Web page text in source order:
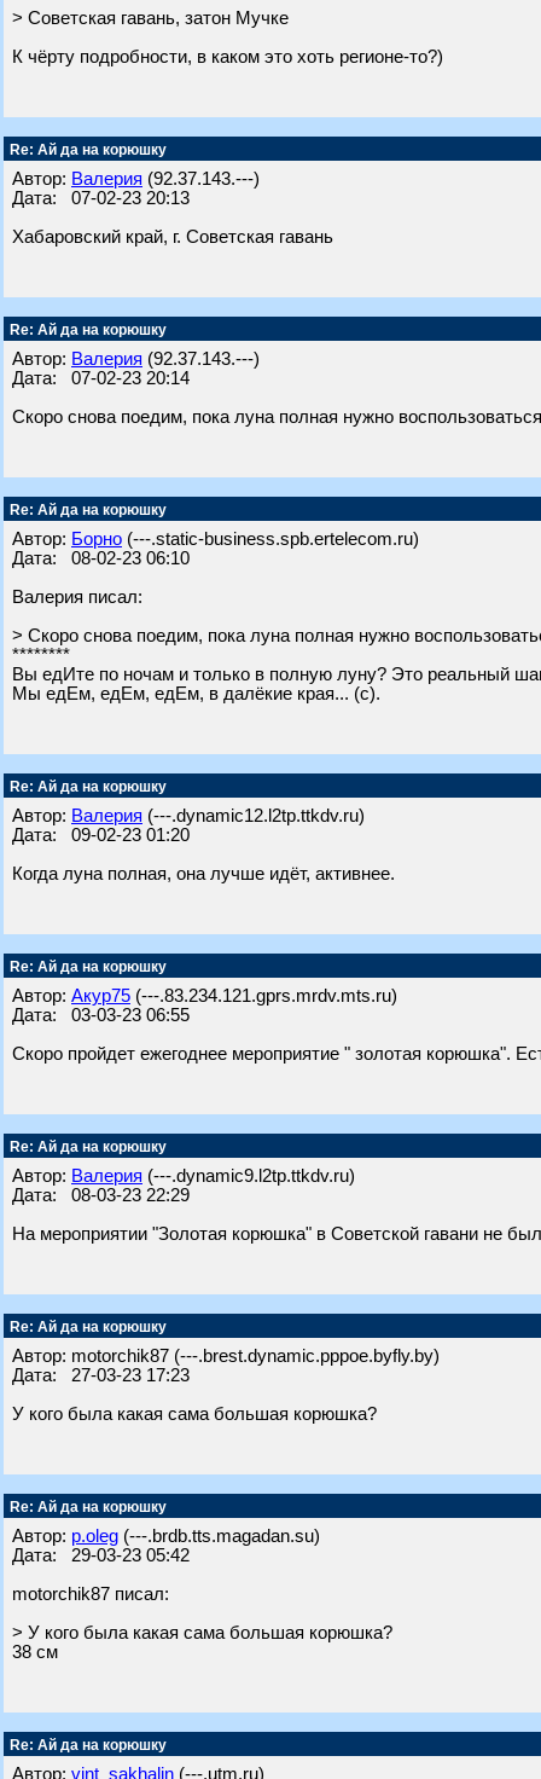
> Советская гавань, затон Мучке
К чёрту подробности, в каком это хоть регионе-то?)
Re: Ай да на корюшку
Автор: Валерия (92.37.143.---)
Дата: 07-02-23 20:13
Хабаровский край, г. Советская гавань
Re: Ай да на корюшку
Автор: Валерия (92.37.143.---)
Дата: 07-02-23 20:14
Скоро снова поедим, пока луна полная нужно
Re: Ай да на корюшку
Автор: Борно (---.static-business.spb.ertelecom.ru)
Дата: 08-02-23 06:10
Валерия писал:
> Скоро снова поедим, пока луна полная нужно
********
Вы едИте по ночам и только в полную луну? Это реальный
Мы едЕм, едЕм, едЕм, в далёкие края... (с).
Re: Ай да на корюшку
Автор: Валерия (---.dynamic12.l2tp.ttkdv.ru)
Дата: 09-02-23 01:20
Когда луна полная, она лучше идёт, активнее.
Re: Ай да на корюшку
Автор: Акур75 (---.83.234.121.gprs.mrdv.mts.ru)
Дата: 03-03-23 06:55
Скоро пройдет ежегоднее мероприятие " золотая корюшка".
Re: Ай да на корюшку
Автор: Валерия (---.dynamic9.l2tp.ttkdv.ru)
Дата: 08-03-23 22:29
На мероприятии "Золотая корюшка" в Советской гавани не
Re: Ай да на корюшку
Автор: motorchik87 (---.brest.dynamic.pppoe.byfly.by)
Дата: 27-03-23 17:23
У кого была какая сама большая корюшка?
Re: Ай да на корюшку
Автор: p.oleg (---.brdb.tts.magadan.su)
Дата: 29-03-23 05:42
motorchik87 писал:
> У кого была какая сама большая корюшка?
38 см
Re: Ай да на корюшку
Автор: vint_sakhalin (---.utm.ru)